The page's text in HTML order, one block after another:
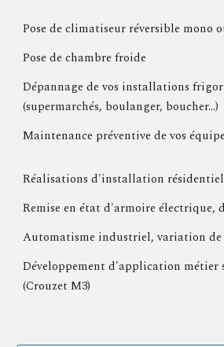
Pose de climatiseur réversible mono
Pose de chambre froide
Dépannage de vos installations
(supermarchés, boulanger, boucher...)
Maintenance préventive de vos
Réalisations d'installation
Remise en état d'armoire électrique,
Automatisme industriel, variation de
Développement d'application métier
(Crouzet M3)